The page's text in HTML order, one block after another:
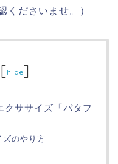
くださいませ。）
[hide]
ササイズ「バタフ
ズのやり方